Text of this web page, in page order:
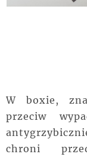
W boxie,
przeciw
chroni